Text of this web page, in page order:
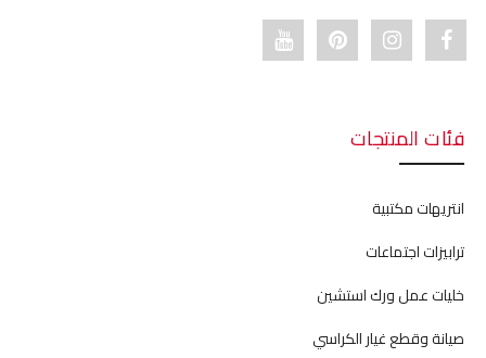
Facebook link
Instagram link
Pinterest link
فئات المنتجات
انتريهات مكتبية
ترابيزات اجتماعات
خليات عمل ورك استشين
صيانة وقطع غيار الكراسي